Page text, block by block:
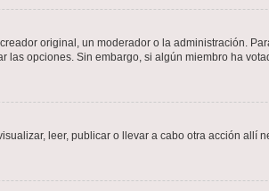
original, un moderador o la administración.
opciones. Sin embargo, si algún miembro ha
leer, publicar o llevar a cabo otra acción